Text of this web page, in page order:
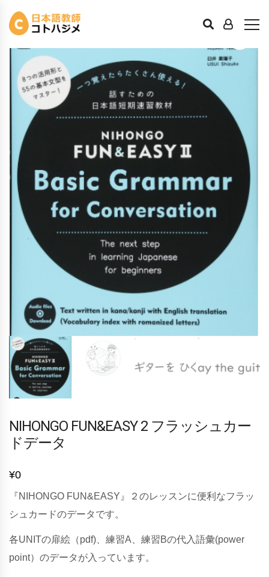
NIHONGO FUN&EASY 2 フラッシュカー
ドデータ
¥0
『NIHONGO FUN&EASY』２のレッスンに便利なフラッ
シュカードのデータです。
各UNITの扉絵（pdf)、練習A、練習Bの代入語彙(power
point）のデータが入っています。